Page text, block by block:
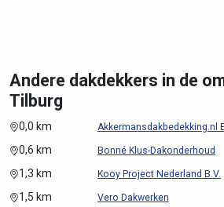
Andere dakdekkers in de
Tilburg
0,0 km Akkermansdakbedekking.nl
0,6 km Bonné Klus-Dakonderhoud
1,3 km Kooy Project Nederland B.V.
1,5 km Vero Dakwerken